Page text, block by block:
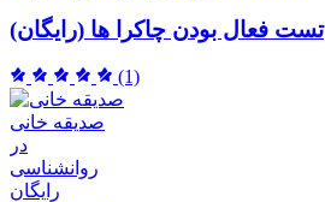
تست فعال بودن چاکرا ها (رایگان)
(1)
صدیقه خانی
در
روانشناسی
رایگان